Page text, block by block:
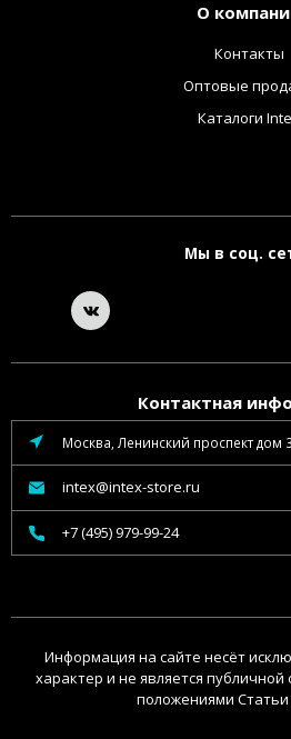
О
Контакты
Оптовые
Каталоги
Мы в соц.
Контактная
Москва, Ленинский проспект дом
intex@intex-store.ru
+7 (495) 979-99-24
Информация на сайте несёт
характер и не является
положениями Статьи